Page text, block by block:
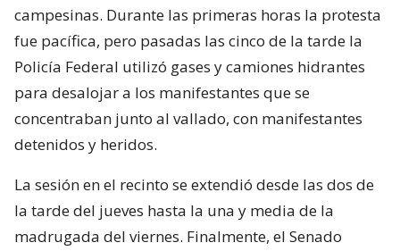
campesinas. Durante las primeras horas la protesta
fue pacífica, pero pasadas las cinco de la tarde la
Policía Federal utilizó gases y camiones hidrantes
para desalojar a los manifestantes que se
concentraban junto al vallado, con manifestantes
detenidos y heridos.
La sesión en el recinto se extendió desde las dos de
la tarde del jueves hasta la una y media de la
madrugada del viernes. Finalmente, el Senado